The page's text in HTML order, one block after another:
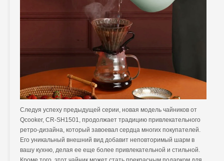
Следуя успеху предыдущей серии, новая модель чайников от
Qcooker, CR-SH1501, продолжает традицию привлекательного
ретро-дизайна, который завоевал сердца многих покупателей.
Его уникальный внешний вид добавит неповторимый шарм в
вашу кухню, делая ее еще более привлекательной и стильной.